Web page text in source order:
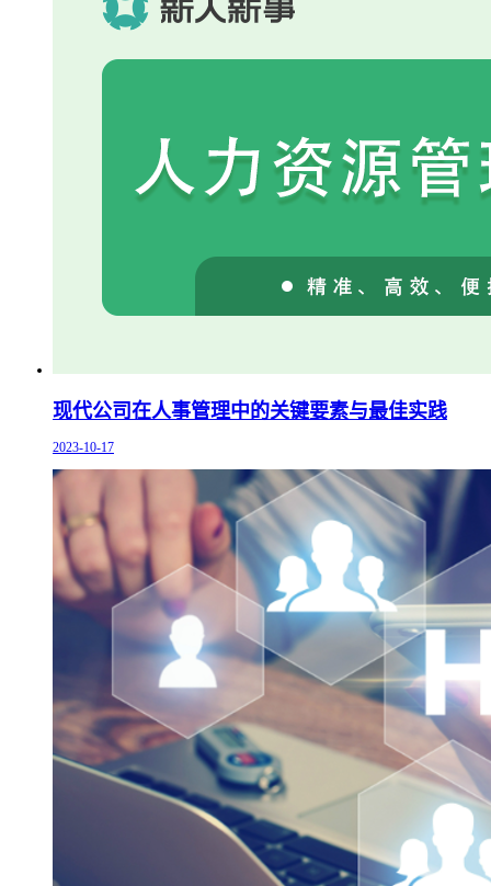
现代公司在人事管理中的关键要素与最佳实践
2023-10-17